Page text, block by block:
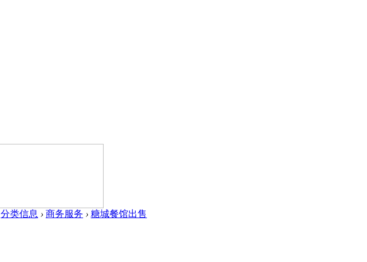
分类信息 › 商务服务 › 糖城餐馆出售